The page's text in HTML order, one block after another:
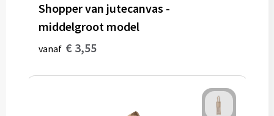
Shopper van jutecanvas -
middelgroot model
vanaf € 3,55